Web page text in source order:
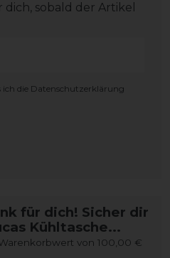
sobald der Artikel
ich die Daten­schutz­erklärung
für dich! Sicher dir
Kühltasche...
von 100,00 €